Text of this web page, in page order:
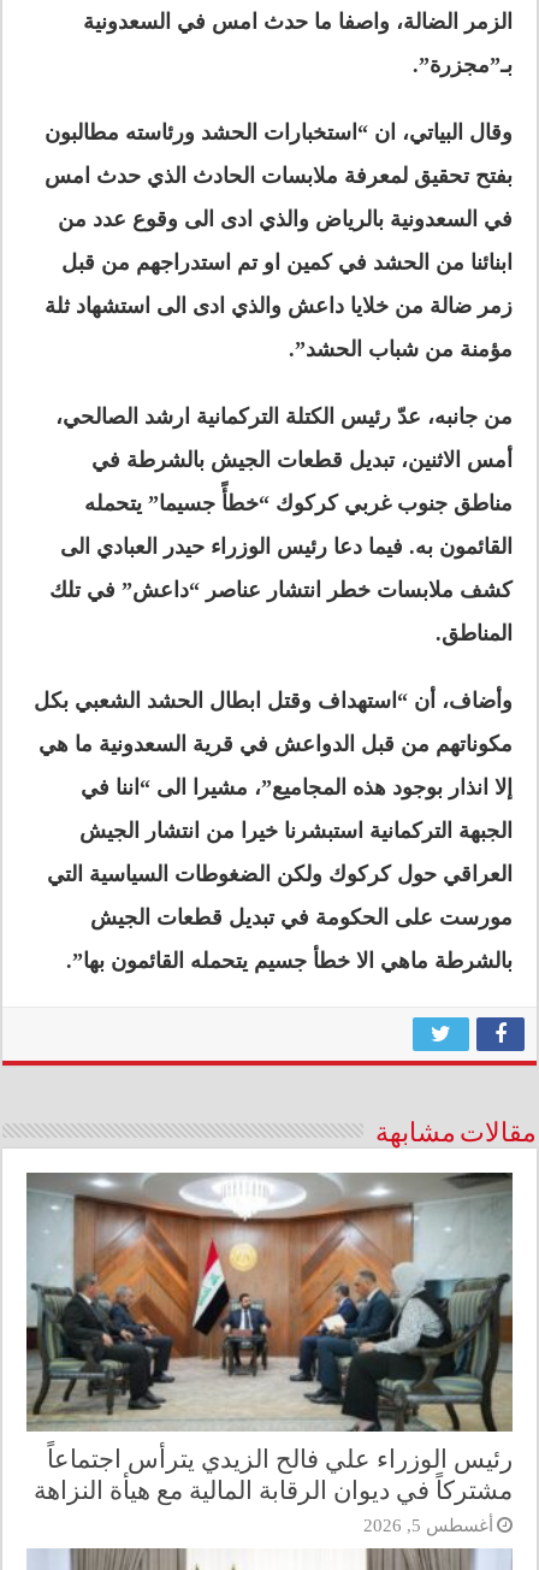
الزمر الضالة، واصفا ما حدث امس في السعدونية
بـ”مجزرة”.
وقال البياتي، ان “استخبارات الحشد ورئاسته مطالبون
بفتح تحقيق لمعرفة ملابسات الحادث الذي حدث امس
في السعدونية ب‍الرياض والذي ادى الى وقوع عدد من
ابنائنا من الحشد في كمين او تم استدراجهم من قبل
زمر ضالة من خلايا داعش والذي ادى الى استشهاد ثلة
مؤمنة من شباب الحشد”.
من جانبه، عدّ رئيس الكتلة التركمانية ارشد الصالحي،
أمس الاثنين، تبديل قطعات الجيش بالشرطة في
مناطق جنوب غربي كركوك “خطأً جسيما” يتحمله
القائمون به. فيما دعا رئيس الوزراء حيدر العبادي الى
كشف ملابسات خطر انتشار عناصر “داعش” في تلك
المناطق.
وأضاف، أن “استهداف وقتل ابطال الحشد الشعبي بكل
مكوناتهم من قبل الدواعش في قرية السعدونية ما هي
إلا انذار بوجود هذه المجاميع”، مشيرا الى “اننا في
الجبهة التركمانية استبشرنا خيرا من انتشار الجيش
العراقي حول كركوك ولكن الضغوطات السياسية التي
مورست على الحكومة في تبديل قطعات الجيش
بالشرطة ماهي الا خطأ جسيم يتحمله القائمون بها”.
مقالات مشابهة
رئيس الوزراء علي فالح الزيدي يترأس اجتماعاً
مشتركاً في ديوان الرقابة المالية مع هيأة النزاهة
أغسطس 5, 2026